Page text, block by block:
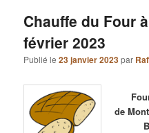
Chauffe du Four
février 2023
Publié le23 janvier 2023par
de